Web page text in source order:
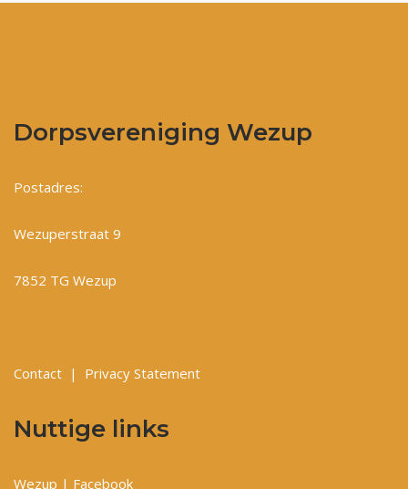
Dorpsvereniging Wezup
Postadres:
Wezuperstraat 9
7852 TG Wezup
Contact | Privacy Statement
Nuttige links
Wezup | Facebook